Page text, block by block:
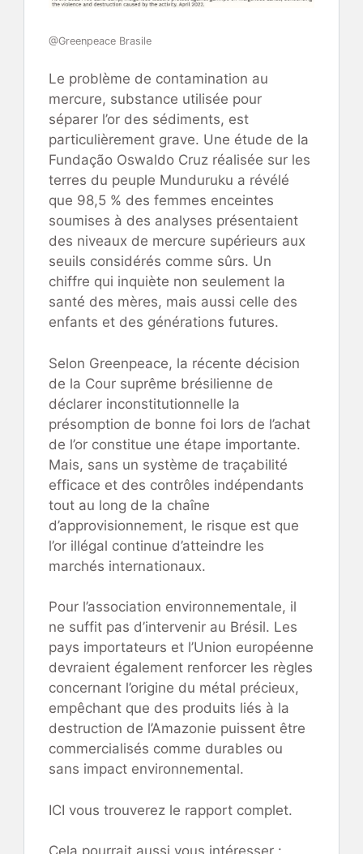
@Greenpeace Brasile
Le problème de contamination au
mercure, substance utilisée pour
séparer l’or des sédiments, est
particulièrement grave. Une étude de la
Fundação Oswaldo Cruz réalisée sur les
terres du peuple Munduruku a révélé
que 98,5 % des femmes enceintes
soumises à des analyses présentaient
des niveaux de mercure supérieurs aux
seuils considérés comme sûrs. Un
chiffre qui inquiète non seulement la
santé des mères, mais aussi celle des
enfants et des générations futures.
Selon Greenpeace, la récente décision
de la Cour suprême brésilienne de
déclarer inconstitutionnelle la
présomption de bonne foi lors de l’achat
de l’or constitue une étape importante.
Mais, sans un système de traçabilité
efficace et des contrôles indépendants
tout au long de la chaîne
d’approvisionnement, le risque est que
l’or illégal continue d’atteindre les
marchés internationaux.
Pour l’association environnementale, il
ne suffit pas d’intervenir au Brésil. Les
pays importateurs et l’Union européenne
devraient également renforcer les règles
concernant l’origine du métal précieux,
empêchant que des produits liés à la
destruction de l’Amazonie puissent être
commercialisés comme durables ou
sans impact environnemental.
ICI vous trouverez le rapport complet.